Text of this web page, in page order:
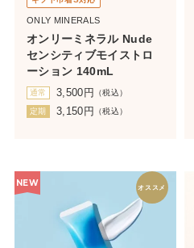
ONLY MINERALS
オンリーミネラル Nude
センシティブモイストロ
ーション 140mL
通常 3,500 円 （税込）
定期 3,150 円 （税込）
NEW オススメ